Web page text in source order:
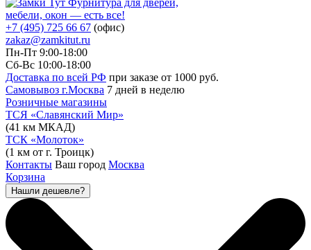
мебели, окон — есть все!
+7 (495) 725 66 67 (офис)
zakaz@zamkitut.ru
Пн-Пт 9:00-18:00
Сб-Вс 10:00-18:00
Доставка по всей РФ при заказе от 1000 руб.
Самовывоз г.Москва 7 дней в неделю
Розничные магазины
ТСЯ «Славянский Мир»
(41 км МКАД)
ТСК «Молоток»
(1 км от г. Троицк)
Контакты Ваш город Москва
Корзина
Нашли дешевле?